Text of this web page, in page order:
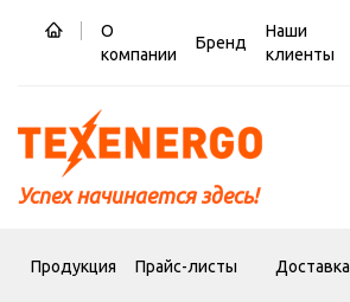
О
компании
Бренд
Наши
клиенты
Успех начинается здесь!
Продукция Прайс-листы Доставка